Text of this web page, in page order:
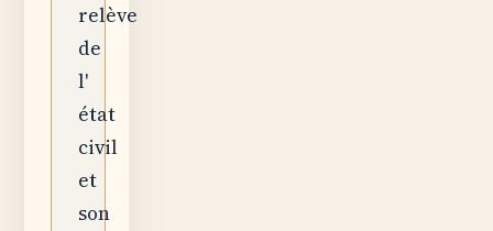
relève
de
l'
état
civil
et
son